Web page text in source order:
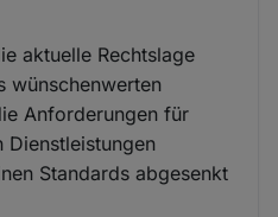
aktuelle Rechtslage
wünschenwerten
Anforderungen für
Dienstleistungen
Standards abgesenkt